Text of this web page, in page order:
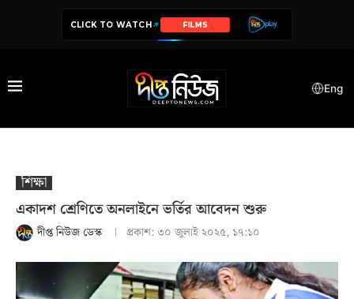
CLICK TO WATCH SERIES
Eng
শিক্ষা
একাদশ শ্রেণিতে অনলাইনে ভর্তির আবেদন শুরু
দীপ্ত নিউজ ডেস্ক প্রকাশ:৩০ জুলাই ২০২৫, ১৭:১০